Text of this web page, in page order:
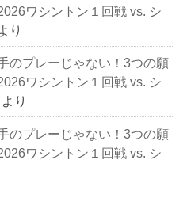
ワシントン１回戦 vs. シ
り
のプレーじゃない！3つの願
ワシントン１回戦 vs. シ
より
のプレーじゃない！3つの願
ワシントン１回戦 vs. シ